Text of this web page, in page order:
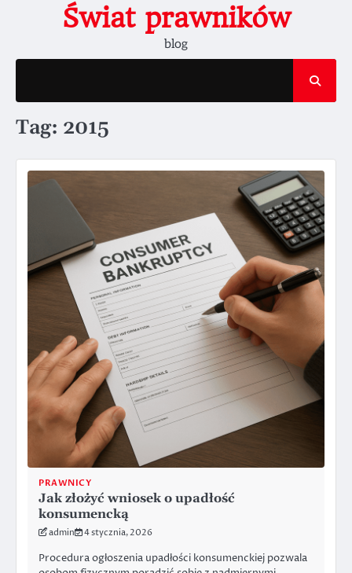
Świat prawników
blog
Tag: 2015
PRAWNICY
Jak złożyć wniosek o upadłość
konsumencką
admin 4 stycznia, 2026
Procedura ogłoszenia upadłości konsumenckiej pozwala